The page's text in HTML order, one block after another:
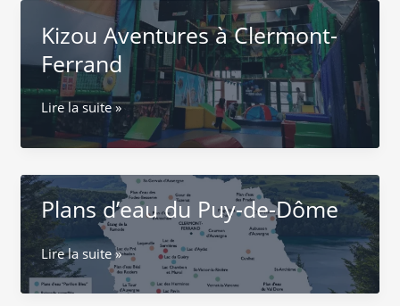
Kizou Aventures à Clermont-
Ferrand
Kizou
à
Ferrand
Lire la suite »
Plans d’eau du Puy-de-Dôme
Plans
d’eau
du
Lire la suite »